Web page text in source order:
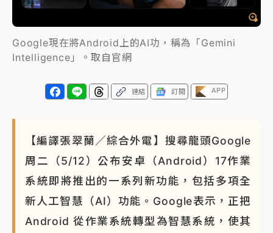
Google現在將Android上的AI功，稱為「Gemini
Intelligence」。取自官網
連結 訂閱 APP
【編譯張翠蘭／綜合外電】搜尋龍頭Google
周二（5/12）公布安卓（Android）17作業
系統即將推出的一系列新功能，包括多項全
新人工智慧（AI）功能。Google表示，正把
Android 從作業系統轉型為智慧系統，使其